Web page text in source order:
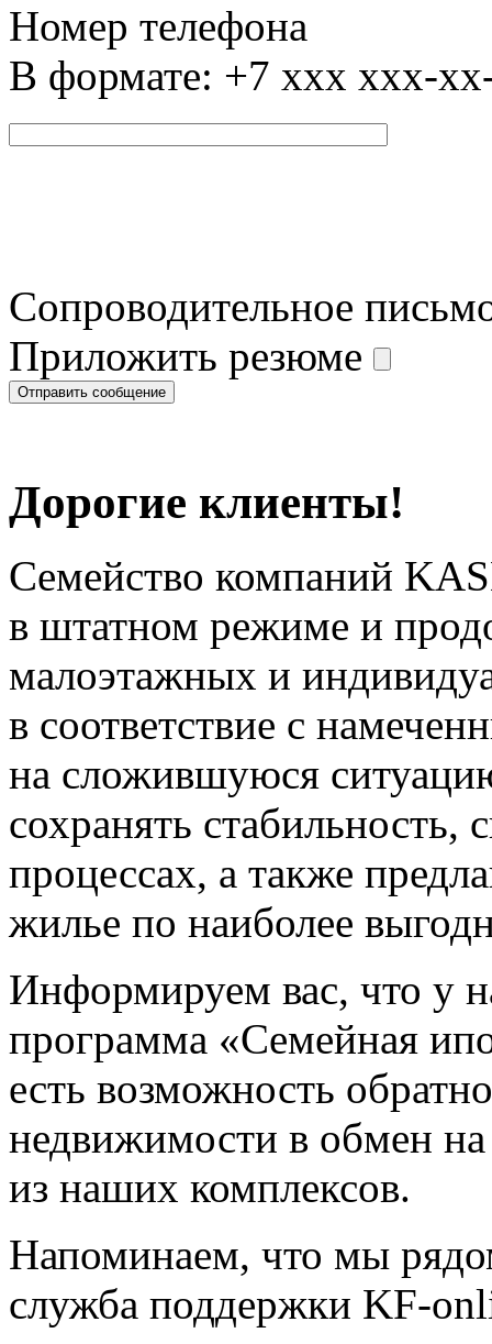
Номер телефона
В формате: +7 xxx xxx-
Сопроводительное
Приложить резюме
Дорогие клиенты!
Семейство компаний
в штатном режиме и
малоэтажных и
в соответствие с
на сложившуюся
сохранять стабильность,
процессах, а также
жилье по наиболее
Информируем вас, что у
программа «Семейная
есть возможность
недвижимости в обмен
из наших комплексов.
Напоминаем, что мы
служба поддержки KF-